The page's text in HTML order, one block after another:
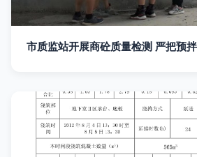
市质监站开展商砼质量检测 严把预